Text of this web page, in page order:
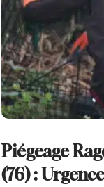
Piégeage
(76) :